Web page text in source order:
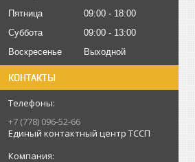
Пятница
09:00
18:00
Суббота
09:00
13:00
Воскресенье
Выходной
КОНТАКТЫ
+7 (778) 096-52-66
Единый контактный центр ТССП